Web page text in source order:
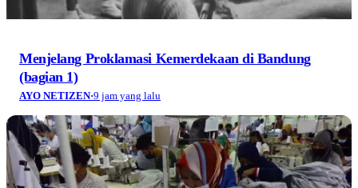
Menjelang Proklamasi Kemerdekaan di Bandung
(bagian 1)
AYO NETIZEN·9 jam yang lalu